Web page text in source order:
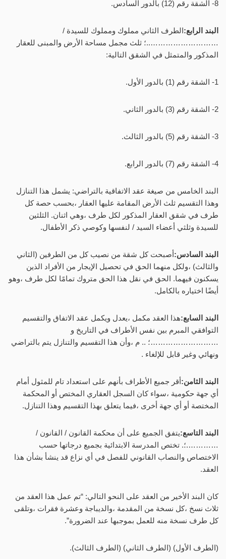
8- الشقة رقم (12) بالدور السادس.
البند الرابع:الطرف الثاني مملوك ومملوك للسيدة /
………………………..؛ ثلث مجمل مساحة الأرض والمبنى للعقار
المذكور والمتمثل في الشقق التالية:
1- الشقة رقم (1) بالدور الأول.
2- الشقة رقم (3) بالدور الثاني.
3- الشقة رقم (5) بالدور الثالث.
4- الشقة رقم (7) بالدور الرابع.
البند الخامس من صيغة عقد الاتفاقية بالتراضي: يشمل هذا التنازل
وهذا التقسيم ثلث الأرض المقامة عليها العقار ،بحسب حصة كل
طرف في شقق العقار المذكور لكل طرف ،وهي اثنان. الثلثين
للسيدة وثلثي أعضاء السيد / لنفسها وكوصي ذكر الأطفال.
البند السادس:أصبحت كل شقة من نصيب كل من الطرفين (الثاني
والثالث) ،ولكل منهما الحق في تحصيل الإيجار من الأفراد الذين
يسكنون فيهما. الحق في نقل هذا الحق متروك تمامًا لكل طرف ،وهو
أيضًا اختياره بالكامل.
البند السابع:هذا العقد مكمل ،يعدل ويكمل عقد الاتفاق والتقسيم
التوافقي المبرم بين نفس الأطراف في التاريخ و
………………………؛ .. م ،وأن هذا التقسيم والتنازل يتم بالتراضي
ونهائي وغير قابل للإلغاء .
البند الثامن:أقر جميع الأطراف بأنهم على استعداد تام للمثول أمام
أي جهة حكومية ،سواء كان السجل العقاري المختص أو المحكمة
المختصة أو أي جهة أخرى ،فيما يتعلق بهذا التقسيم وهذا التنازل.
البند التاسع:يتفق الجميع على أن محكمة القانون / القانون /
………….؛. تختص المدرسة الابتدائية بجميع درجاتها حسب
الاختصاص والنصاب القانوني للفصل في أي نزاع قد ينشأ بشأن هذا
العقد.
كان البند الأخير من العقد على النحو التالي: “تم عمل هذا العقد من
ثلاث نسخ ،كل نسخة من المقدمة ،والديباجة وعشرة فقرات ،وتلقى
كل طرف نسخة منه للعمل بموجبها عند الضرورة”.
(الطرف الأول) (الطرف الثاني) (الطرف الثالث).